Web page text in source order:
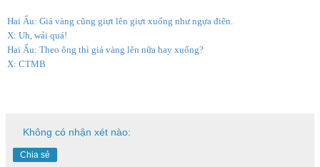
Hai Ẩu: Giá vàng cũng giựt lên giựt xuống như ngựa điên.
X: Uh, wải quá!
Hai Ẩu: Theo ông thì giá vàng lên nữa hay xuống?
X: CTMB
Không có nhận xét nào:
Chia sẻ